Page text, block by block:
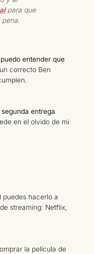
para que
pena.
puedo entender que
correcto Ben
entrega
en el olvido de mi
puedes hacerlo a
streaming: Netflix,
la película de